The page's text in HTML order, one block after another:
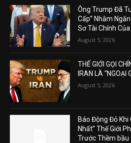
Ông Trump Đã
Cấp” Nhằm
Sơ Tài Chính
August 5, 2026
THẾ GIỚI GỌI
IRAN LÀ “NGOẠI
August 5, 2026
Báo Động Đỏ Khi
Nhất” Thế Giới
Trước Thềm bầu